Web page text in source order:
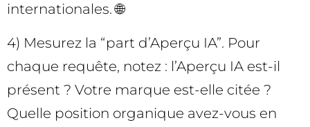
internationales. 🌐
4) Mesurez la “part d’Aperçu IA”. Pour
chaque requête, notez : l’Aperçu IA est-il
présent ? Votre marque est-elle citée ?
Quelle position organique avez-vous en